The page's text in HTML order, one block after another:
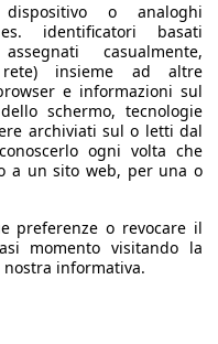
PS)
o analoghi
identificatori basati
casualmente,
insieme ad altre
e informazioni sul
schermo, tecnologie
archiviati sul o letti dal
ogni volta che
a un sito web, per una o
preferenze o revocare il
momento visitando la
nostra informativa.